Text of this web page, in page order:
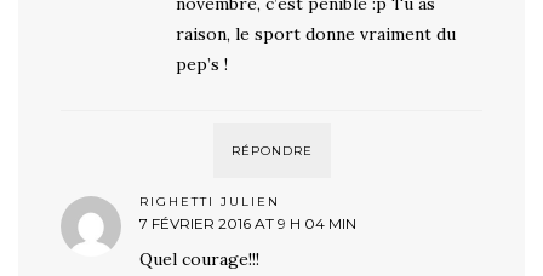
raison, le sport donne vraiment du
pep’s !
RÉPONDRE
RIGHETTI JULIEN
7 FÉVRIER 2016 AT 9 H 04 MIN
Quel courage!!!